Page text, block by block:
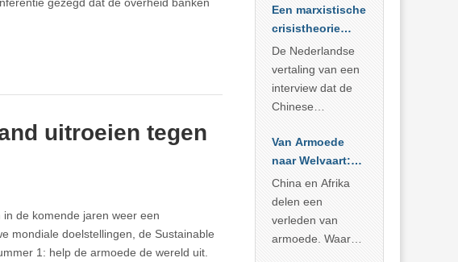
uitroeien tegen
de komende jaren weer een
mondiale doelstellingen, de Sustainable
1: help de armoede de wereld uit.
Een marxistische
crisistheorie
voor vandaag
De Nederlandse
vertaling van een
interview dat de
Chinese
Sociale
Wetenschappen
afnam van de
Britse
marxistische
econoom Michael
Van Armoede
naar Welvaart:
Wat Afrika kan
leren van
China’s
economisch
China en Afrika
delen een
verleden van
armoede. Waar